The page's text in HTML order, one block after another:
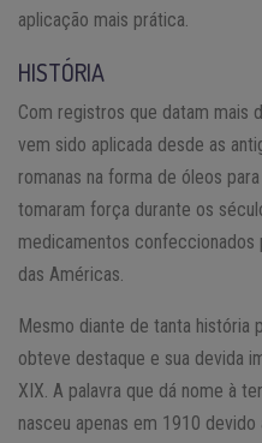
aplicação mais prática.
HISTÓRIA
Com registros que datam mais
vem sido aplicada desde as
romanas na forma de óleos
tomaram força durante os
medicamentos confeccionados
das Américas.
Mesmo diante de tanta história
obteve destaque e sua devida
XIX. A palavra que dá nome à
nasceu apenas em 1910